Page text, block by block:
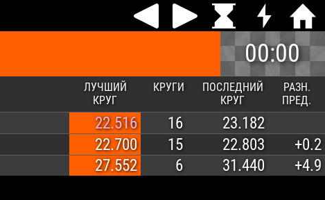
00:00
ЛУЧШИЙ
КРУГ
КРУГИ
ПОСЛЕДНИЙ
КРУГ
РАЗН.
ПРЕД.
22.516 16
23.182
22.700 15 22.803
+0.2
27.552 6 31.440 +4.9